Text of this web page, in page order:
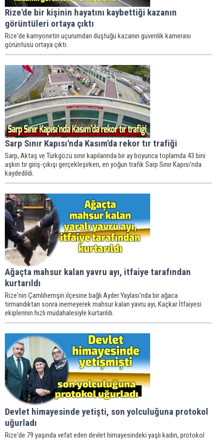
Rize'de bir kişinin hayatını kaybettiği kazanın
görüntüleri ortaya çıktı
Rize'de kamyonetin uçurumdan düştüğü kazanın güvenlik kamerası
görüntüsü ortaya çıktı.
Sarp Sınır Kapısı'nda Kasım'da rekor tır trafiği
Sarp, Aktaş ve Türkgözü sınır kapılarında bir ay boyunca toplamda 43 bini
aşkın tır giriş-çıkışı gerçekleşirken, en yoğun trafik Sarp Sınır Kapısı'nda
kaydedildi.
Ağaçta mahsur kalan yavru ayı, itfaiye tarafından
kurtarıldı
Rize'nin Çamlıhemşin ilçesine bağlı Ayder Yaylası'nda bir ağaca
tırmandıktan sonra inemeyerek mahsur kalan yavru ayı, Kaçkar İtfaiyesi
ekiplerinin hızlı müdahalesiyle kurtarıldı.
Devlet himayesinde yetişti, son yolculuğuna protokol
uğurladı
Rize'de 79 yaşında vefat eden devlet himayesindeki yaşlı kadın, protokol